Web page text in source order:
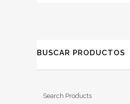
BUSCAR PRODUCTOS